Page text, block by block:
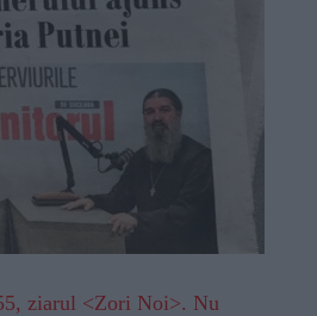
ziarul <Zori Noi>. Nu